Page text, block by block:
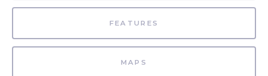
FEATURES
MAPS